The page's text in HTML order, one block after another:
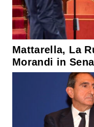
Mattarella, La
Morandi in